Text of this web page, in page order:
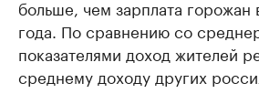
больше, чем зарплата горожан
года. По сравнению со
показателями доход жителей
среднему доходу других